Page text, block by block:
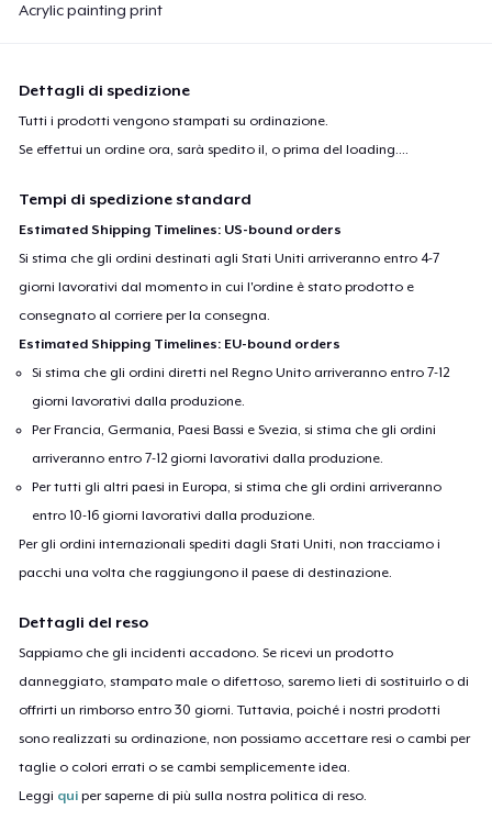
Acrylic painting print
Dettagli di spedizione
Tutti i prodotti vengono stampati su ordinazione.
Se effettui un ordine ora, sarà spedito il, o prima delloading....
Tempi di spedizione standard
Estimated Shipping Timelines: US-bound orders
Si stima che gli ordini destinati agli Stati Uniti arriveranno entro 4-7
giorni lavorativi dal momento in cui l'ordine è stato prodotto e
consegnato al corriere per la consegna.
Estimated Shipping Timelines: EU-bound orders
Si stima che gli ordini diretti nel Regno Unito arriveranno entro 7-12
giorni lavorativi dalla produzione.
Per Francia, Germania, Paesi Bassi e Svezia, si stima che gli ordini
arriveranno entro 7-12 giorni lavorativi dalla produzione.
Per tutti gli altri paesi in Europa, si stima che gli ordini arriveranno
entro 10-16 giorni lavorativi dalla produzione.
Per gli ordini internazionali spediti dagli Stati Uniti, non tracciamo i
pacchi una volta che raggiungono il paese di destinazione.
Dettagli del reso
Sappiamo che gli incidenti accadono. Se ricevi un prodotto
danneggiato, stampato male o difettoso, saremo lieti di sostituirlo o di
offrirti un rimborso entro 30 giorni. Tuttavia, poiché i nostri prodotti
sono realizzati su ordinazione, non possiamo accettare resi o cambi per
taglie o colori errati o se cambi semplicemente idea.
Leggi qui per saperne di più sulla nostra politica di reso.